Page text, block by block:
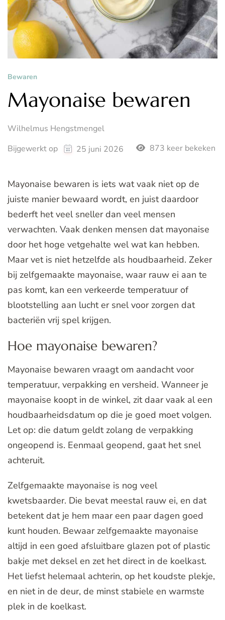
Bewaren
Mayonaise bewaren
Wilhelmus Hengstmengel
Bijgewerkt op
25 juni 2026 873 keer bekeken
Mayonaise bewaren is iets wat vaak niet op de
juiste manier bewaard wordt, en juist daardoor
bederft het veel sneller dan veel mensen
verwachten. Vaak denken mensen dat mayonaise
door het hoge vetgehalte wel wat kan hebben.
Maar vet is niet hetzelfde als houdbaarheid. Zeker
bij zelfgemaakte mayonaise, waar rauw ei aan te
pas komt, kan een verkeerde temperatuur of
blootstelling aan lucht er snel voor zorgen dat
bacteriën vrij spel krijgen.
Hoe mayonaise bewaren?
Mayonaise bewaren vraagt om aandacht voor
temperatuur, verpakking en versheid. Wanneer je
mayonaise koopt in de winkel, zit daar vaak al een
houdbaarheidsdatum op die je goed moet volgen.
Let op: die datum geldt zolang de verpakking
ongeopend is. Eenmaal geopend, gaat het snel
achteruit.
Zelfgemaakte mayonaise is nog veel
kwetsbaarder. Die bevat meestal rauw ei, en dat
betekent dat je hem maar een paar dagen goed
kunt houden. Bewaar zelfgemaakte mayonaise
altijd in een goed afsluitbare glazen pot of plastic
bakje met deksel en zet het direct in de koelkast.
Het liefst helemaal achterin, op het koudste plekje,
en niet in de deur, de minst stabiele en warmste
plek in de koelkast.